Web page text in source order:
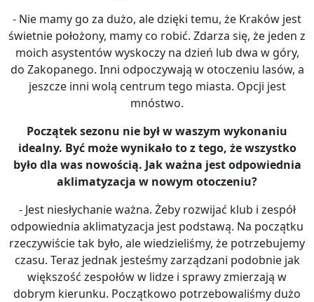
- Nie mamy go za dużo, ale dzięki temu, że Kraków jest
świetnie położony, mamy co robić. Zdarza się, że jeden z
moich asystentów wyskoczy na dzień lub dwa w góry,
do Zakopanego. Inni odpoczywają w otoczeniu lasów, a
jeszcze inni wolą centrum tego miasta. Opcji jest
mnóstwo.
Początek sezonu nie był w waszym wykonaniu
idealny. Być może wynikało to z tego, że wszystko
było dla was nowością. Jak ważna jest odpowiednia
aklimatyzacja w nowym otoczeniu?
- Jest niesłychanie ważna. Żeby rozwijać klub i zespół
odpowiednia aklimatyzacja jest podstawą. Na początku
rzeczywiście tak było, ale wiedzieliśmy, że potrzebujemy
czasu. Teraz jednak jesteśmy zarządzani podobnie jak
większość zespołów w lidze i sprawy zmierzają w
dobrym kierunku. Początkowo potrzebowaliśmy dużo